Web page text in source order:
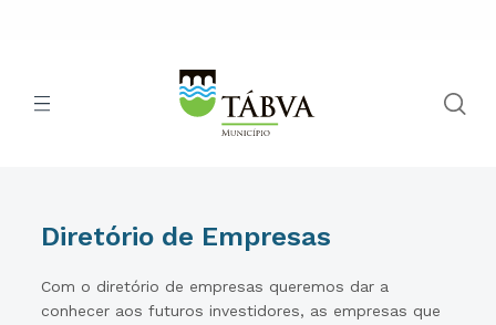
Diretório de Empresas
Com o diretório de empresas queremos dar a
conhecer aos futuros investidores, as empresas que